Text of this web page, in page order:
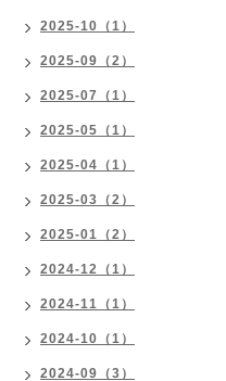
2025-10（1）
2025-09（2）
2025-07（1）
2025-05（1）
2025-04（1）
2025-03（2）
2025-01（2）
2024-12（1）
2024-11（1）
2024-10（1）
2024-09（3）